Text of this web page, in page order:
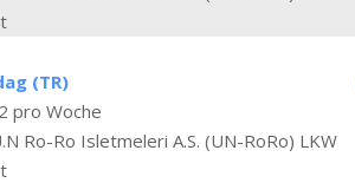
(TR)
pro Woche
Ro-Ro Isletmeleri A.S. (UN-RoRo) LKW